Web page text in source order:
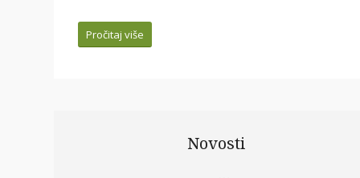
Pročitaj više
Novosti